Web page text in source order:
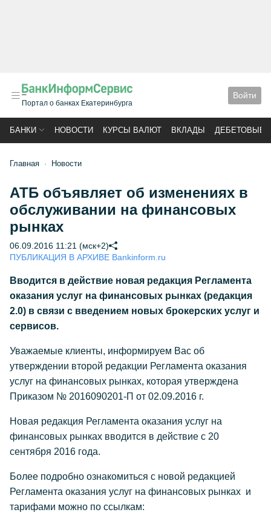
Портал о банках Екатеринбурга
Войти
БАНКИ НОВОСТИ КУРСЫ ВАЛЮТ ВКЛАДЫ ДЕБЕТОВЫЕ
Главная Новости
АТБ объявляет об изменениях в
обслуживании на финансовых
рынках
06.09.2016 11:21 (мск+2)
ПУБЛИКАЦИЯ В АРХИВЕ Bankinform.ru
Вводится в действие новая редакция Регламента
оказания услуг на финансовых рынках (редакция
2.0) в связи с введением новых брокерских услуг и
сервисов.
Уважаемые клиенты, информируем Вас об
утверждении второй редакции Регламента оказания
услуг на финансовых рынках, которая утверждена
Приказом № 2016090201-П от 02.09.2016 г.
Новая редакция Регламента оказания услуг на
финансовых рынках вводится в действие с 20
сентября 2016 года.
Более подробно ознакомиться с новой редакцией
Регламента оказания услуг на финансовых рынках и
тарифами можно по ссылкам: